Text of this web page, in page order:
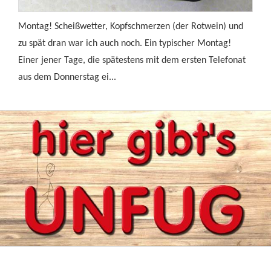
Montag! Scheißwetter, Kopfschmerzen (der Rotwein) und
zu spät dran war ich auch noch. Ein typischer Montag!
Einer jener Tage, die spätestens mit dem ersten Telefonat
aus dem Donnerstag ei...